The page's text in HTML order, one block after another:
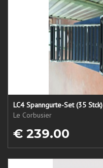
LC4 Spanngurte-Set (35 Stck)
Le Corbusier
€ 239.00